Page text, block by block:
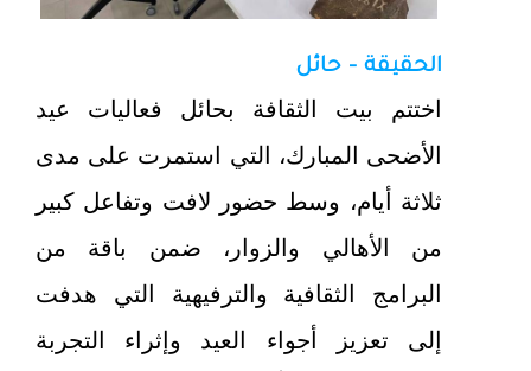
الحقيقة - حائل
اختتم بيت الثقافة بحائل فعاليات عيد
الأضحى المبارك، التي استمرت على مدى
ثلاثة أيام، وسط حضور لافت وتفاعل كبير
من الأهالي والزوار، ضمن باقة من
البرامج الثقافية والترفيهية التي هدفت
إلى تعزيز أجواء العيد وإثراء التجربة